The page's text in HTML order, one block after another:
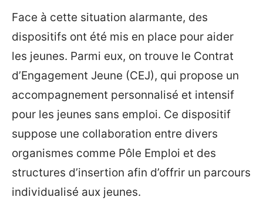
Face à cette situation alarmante, des
dispositifs ont été mis en place pour aider
les jeunes. Parmi eux, on trouve le Contrat
d’Engagement Jeune (CEJ), qui propose un
accompagnement personnalisé et intensif
pour les jeunes sans emploi. Ce dispositif
suppose une collaboration entre divers
organismes comme Pôle Emploi et des
structures d’insertion afin d’offrir un parcours
individualisé aux jeunes.